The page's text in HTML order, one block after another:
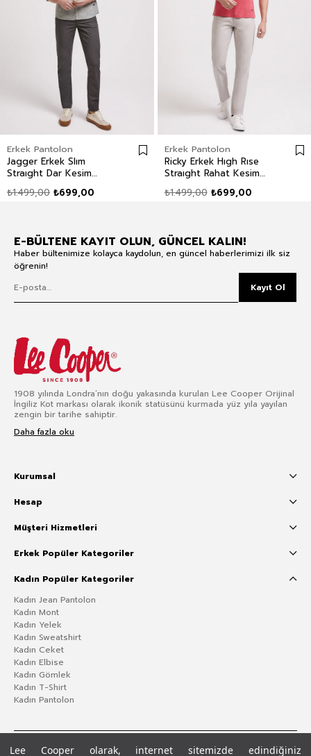
Lee Cooper olarak, internet sitemizde edindiğiniz
Erkek Pantolon
Jagger Erkek Slım
Straıght Dar Kesim
Pantolon Düz Paça Yeşil
₺699,00
₺1.499,00
Erkek Pantolon
Ricky Erkek Hıgh Rıse
Straıght Rahat Kesim
Pantolon Düz Paça
₺699,00
₺1.499,00
E-BÜLTENE KAYIT OLUN, GÜNCEL KALIN!
Haber bültenimize kolayca kaydolun, en güncel haberlerimizi ilk siz
öğrenin!
Kayıt Ol
1908 yılında Londra’nın doğu yakasında kurulan Lee Cooper Orijinal
İngiliz Kot markası olarak ikonik statüsünü kurmada yüz yıla yayılan
zengin bir tarihe sahiptir.
Daha fazla oku
Kurumsal
Hesap
Müşteri Hizmetleri
Erkek Popüler Kategoriler
Kadın Popüler Kategoriler
Kadın Jean Pantolon
Kadın Mont
Kadın Yelek
Kadın Sweatshirt
Kadın Ceket
Kadın Elbise
Kadın Gömlek
Kadın T-Shirt
Kadın Pantolon